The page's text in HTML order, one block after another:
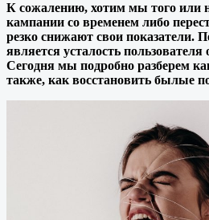
К сожалению, хотим мы того или
кампании со временем либо
резко снижают свои показатели.
является усталость
Сегодня мы подробно разберем
также, как восстановить былые